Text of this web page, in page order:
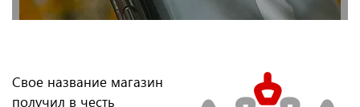
Перейти в каталог